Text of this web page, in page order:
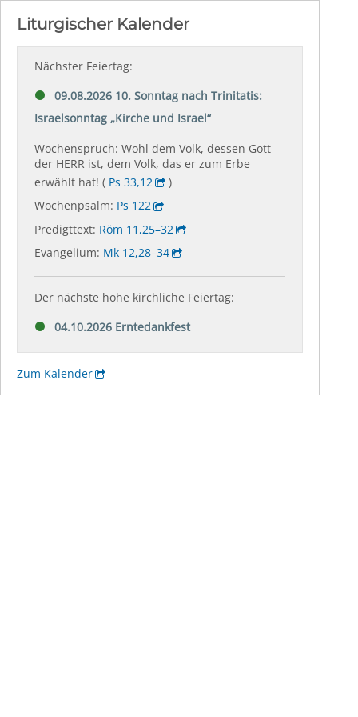
Liturgischer Kalender
Nächster Feiertag:
09.08.2026 10. Sonntag nach Trinitatis:
Israelsonntag „Kirche und Israel“
Wochenspruch: Wohl dem Volk, dessen Gott
der HERR ist, dem Volk, das er zum Erbe
erwählt hat! ( Ps 33,12
)
Wochenpsalm: Ps 122
Predigttext: Röm 11,25–32
Evangelium: Mk 12,28–34
Der nächste hohe kirchliche Feiertag:
04.10.2026 Erntedankfest
Zum Kalender